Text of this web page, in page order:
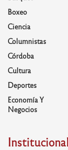
Boxeo
Ciencia
Columnistas
Córdoba
Cultura
Deportes
Economía Y
Negocios
Institucional